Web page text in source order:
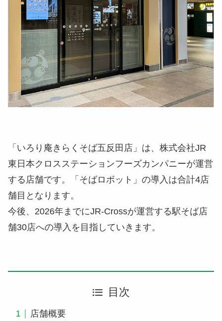
「いろり庵きらくそば五反田店」は、株式会社JR
東日本クロスステーションフーズカンパニーが運営
する店舗です。「そばロボット」の導入は合計4店
舗目となります。
今後、2026年までにJR-Crossが運営する駅そば店
舗30店への導入を目指していきます。
目次
店舗概要